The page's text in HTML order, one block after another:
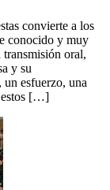
convierte a los
conocido y muy
transmisión oral,
y su
esfuerzo, una
estos […]